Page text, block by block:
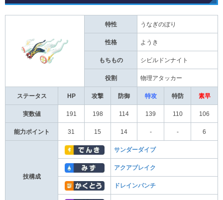
特性 うなぎのぼり
性格 ようき
もちもの シビルドンナイト
役割 物理アタッカー
ステータス HP 攻撃 防御 特攻 特防 素早
実数値 191 198 114 139 110 106
能力ポイント 31 15 14 - - 6
技構成
サンダーダイブ
アクアブレイク
ドレインパンチ